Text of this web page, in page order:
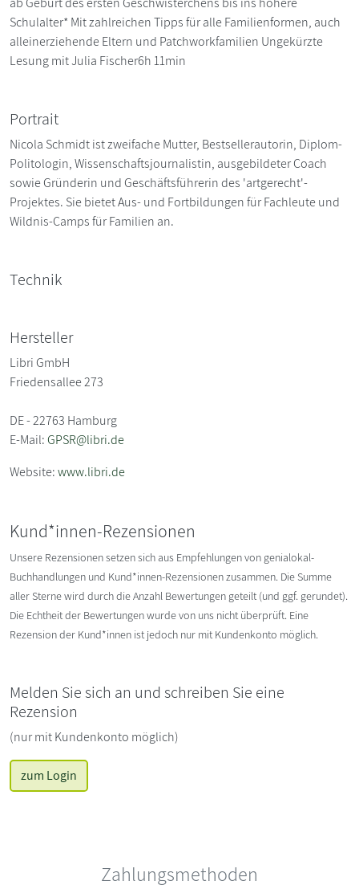
Schulalter* Mit zahlreichen Tipps für alle Familienformen, auch
alleinerziehende Eltern und Patchworkfamilien Ungekürzte
Lesung mit Julia Fischer6h 11min
Portrait
Nicola Schmidt ist zweifache Mutter, Bestsellerautorin, Diplom-
Politologin, Wissenschaftsjournalistin, ausgebildeter Coach
sowie Gründerin und Geschäftsführerin des 'artgerecht'-
Projektes. Sie bietet Aus- und Fortbildungen für Fachleute und
Wildnis-Camps für Familien an.
Technik
Hersteller
Libri GmbH
Friedensallee 273
DE - 22763 Hamburg
E-Mail:GPSR@libri.de
Website:www.libri.de
Kund*innen-Rezensionen
Unsere Rezensionen setzen sich aus Empfehlungen von genialokal-
Buchhandlungen und Kund*innen-Rezensionen zusammen. Die Summe
aller Sterne wird durch die Anzahl Bewertungen geteilt (und ggf. gerundet).
Die Echtheit der Bewertungen wurde von uns nicht überprüft. Eine
Rezension der Kund*innen ist jedoch nur mit Kundenkonto möglich.
Melden Sie sich an und schreiben Sie eine
Rezension
(nur mit Kundenkonto möglich)
zum Login
Zahlungsmethoden